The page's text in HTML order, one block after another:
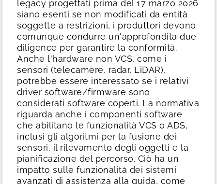
legacy progettati prima del 17 marzo 2026
siano esenti se non modificati da entità
soggette a restrizioni, i produttori devono
comunque condurre un'approfondita due
diligence per garantire la conformità.
Anche l'hardware non VCS, come i
sensori (telecamere, radar, LiDAR),
potrebbe essere interessato se i relativi
driver software/firmware sono
considerati software coperti. La normativa
riguarda anche i componenti software
che abilitano le funzionalità VCS o ADS,
inclusi gli algoritmi per la fusione dei
sensori, il rilevamento degli oggetti e la
pianificazione del percorso. Ciò ha un
impatto sulle funzionalità dei sistemi
avanzati di assistenza alla guida, come